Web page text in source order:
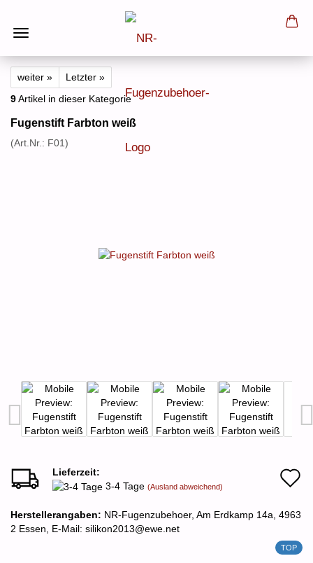
weiter »
Letzter »
9Artikel in dieser Kategorie
Fugenstift Farbton weiß
(Art.Nr.: F01)
Lieferzeit:
3-4 Tage (Ausland abweichend)
Herstellerangaben: NR-Fugenzubehoer, Am Erdkamp 14a, 4963
2 Essen, E-Mail: silikon2013@ewe.net
TOP